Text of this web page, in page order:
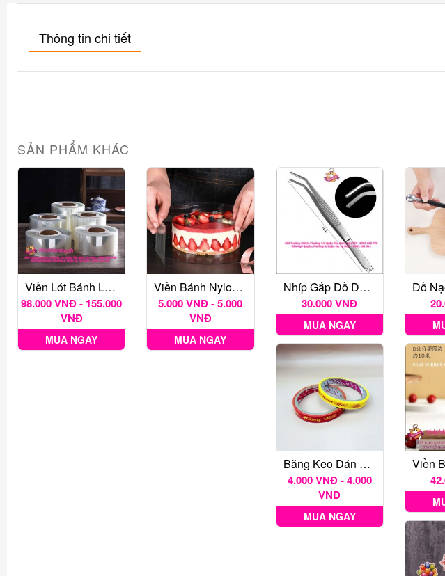
Thông tin chi tiết
SẢN PHẨM KHÁC
Viền Lót Bánh Lạnh Mica 1KG
98.000 VNĐ - 155.000
VNĐ
MUA NGAY
Viền Bánh Nylon Cứng Bọc Bánh Mousse (loại Cứng Dày), Mica Quấn Thành Bánh
5.000 VNĐ - 5.000
VNĐ
MUA NGAY
Nhíp Gắp Đồ Decor Cong 18cm C01
30.000 VNĐ
MUA NGAY
Băng Keo Dán Chúc Mừng Năm Mới
4.000 VNĐ - 4.000
VNĐ
MUA NGAY